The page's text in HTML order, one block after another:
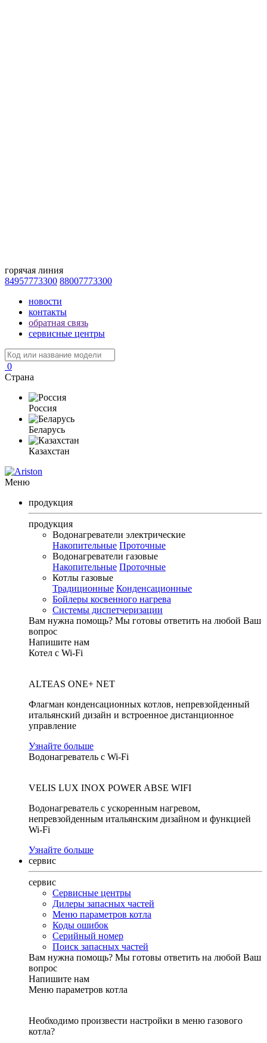
горячая линия
84957773300 88007773300
новости
контакты
обратная связь
сервисные центры
0
Страна
Россия
Беларусь
Казахстан
Меню
продукция
продукция
Водонагреватели электрические
Накопительные Проточные
Водонагреватели газовые
Накопительные Проточные
Котлы газовые
Традиционные Конденсационные
Бойлеры косвенного нагрева
Системы диспетчеризации
Вам нужна помощь? Мы готовы ответить на любой Ваш
вопрос
Напишите нам
Котел с Wi-Fi
ALTEAS ONE+ NET
Флагман конденсационных котлов, непревзойденный
итальянский дизайн и встроенное дистанционное
управление
Узнайте больше
Водонагреватель с Wi-Fi
VELIS LUX INOX POWER ABSE WIFI
Водонагреватель с ускоренным нагревом,
непревзойденным итальянским дизайном и функцией
Wi-Fi
Узнайте больше
сервис
сервис
Сервисные центры
Дилеры запасных частей
Меню параметров котла
Коды ошибок
Серийный номер
Поиск запасных частей
Вам нужна помощь? Мы готовы ответить на любой Ваш
вопрос
Напишите нам
Меню параметров котла
Необходимо произвести настройки в меню газового
котла?